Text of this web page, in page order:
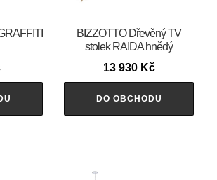
BIZZOTTO Dřevěný TV
stolek RAIDA hnědý
13 930 Kč
DO OBCHODU